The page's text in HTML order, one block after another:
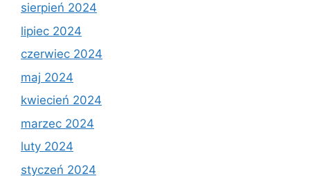
sierpień 2024
lipiec 2024
czerwiec 2024
maj 2024
kwiecień 2024
marzec 2024
luty 2024
styczeń 2024